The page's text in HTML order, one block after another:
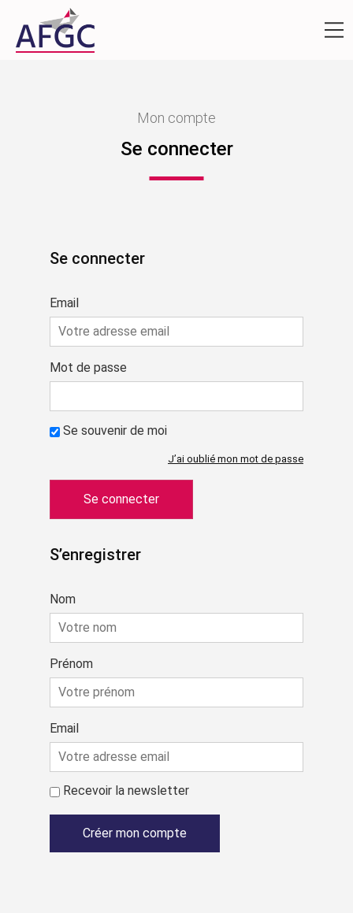
Mon compte
Se connecter
Se connecter
Email
Mot de passe
Se souvenir de moi
J’ai oublié mon mot de passe
S’enregistrer
Nom
Prénom
Email
Recevoir la newsletter